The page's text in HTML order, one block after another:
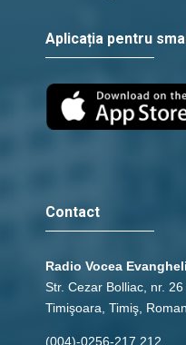
Aplicația pentru
Contact
Radio Vocea
Str. Cezar Bolliac, nr. 26
Timişoara, Timiş,
(004)-0256-217.212